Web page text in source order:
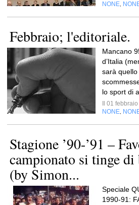
NONE
Febbraio; l'editoriale.
Mancano
d’Italia
sarà
lo sport di
Il 01
NONE
Stagione ’90-’91 –
campionato si tinge
(by Simon...
Speciale
1990-91: